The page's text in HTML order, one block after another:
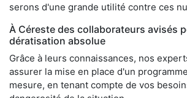
serons d'une grande utilité contre ces
À Céreste des collaborateurs avisés
dératisation absolue
Grâce à leurs connaissances, nos
assurer la mise en place d'un
mesure, en tenant compte de vos